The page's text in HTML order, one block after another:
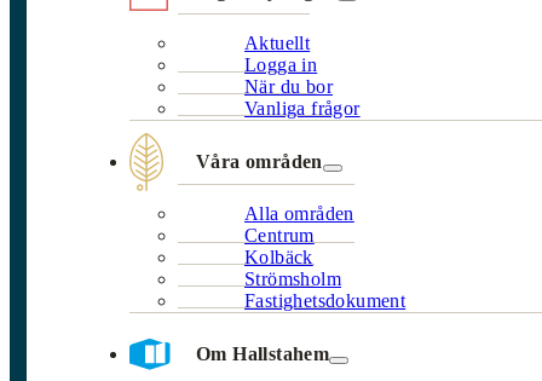
Aktuellt
Logga in
När du bor
Vanliga frågor
Våra områden
Alla områden
Centrum
Kolbäck
Strömsholm
Fastighetsdokument
Om Hallstahem